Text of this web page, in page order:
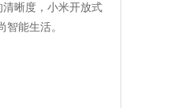
晰度，小米开放式
能生活。